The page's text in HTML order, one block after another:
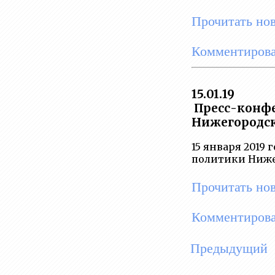
Прочитать
15.01.19
Пресс-
15 января
политики
Прочитать
Предыдущий